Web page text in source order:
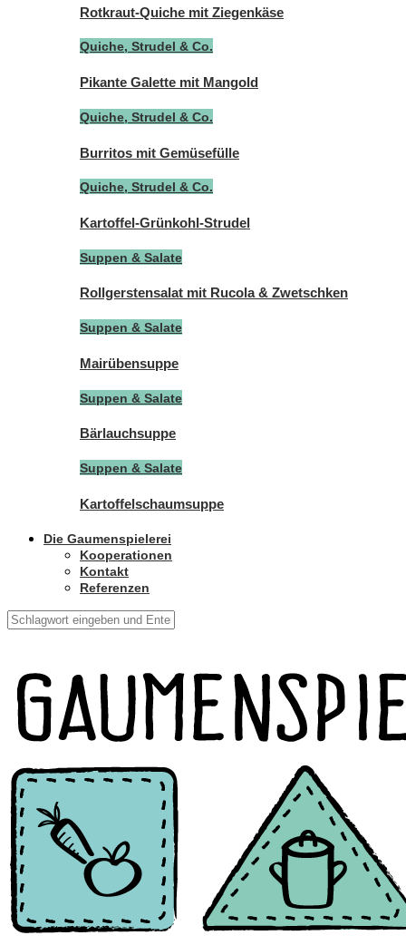
Rotkraut-Quiche mit Ziegenkäse
Quiche, Strudel & Co.
Pikante Galette mit Mangold
Quiche, Strudel & Co.
Burritos mit Gemüsefülle
Quiche, Strudel & Co.
Kartoffel-Grünkohl-Strudel
Suppen & Salate
Rollgerstensalat mit Rucola & Zwetschken
Suppen & Salate
Mairübensuppe
Suppen & Salate
Bärlauchsuppe
Suppen & Salate
Kartoffelschaumsuppe
Die Gaumenspielerei
Kooperationen
Kontakt
Referenzen